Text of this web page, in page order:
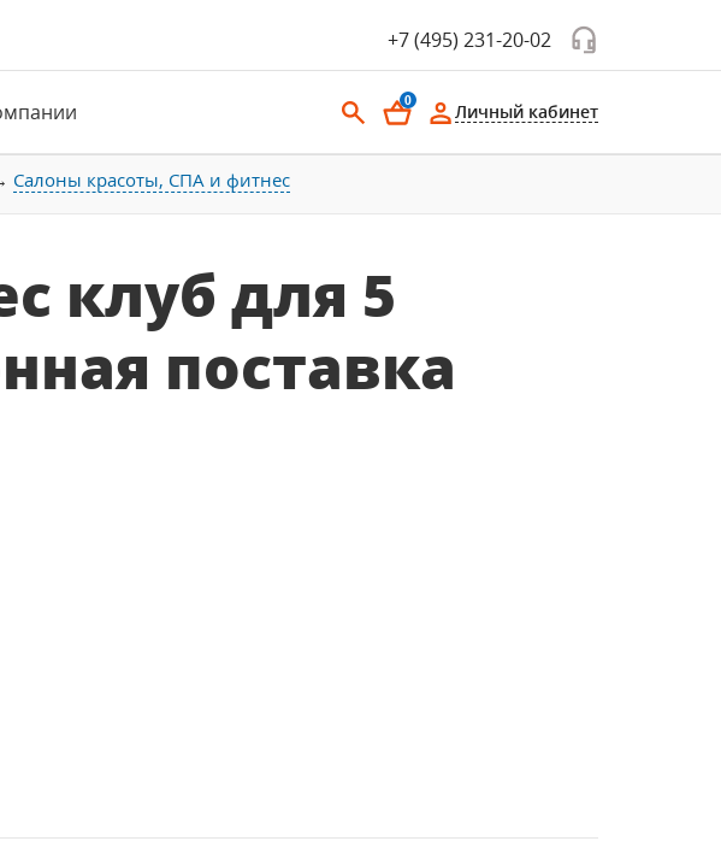
+7 (495) 231-20-02
0 Личный кабинет
Салоны красоты, СПА и фитнес
клуб для 5
поставка